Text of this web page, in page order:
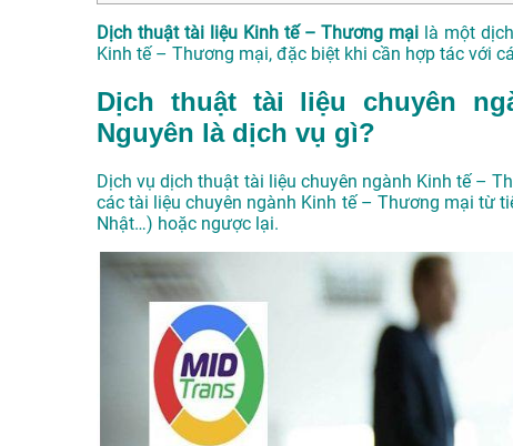
Dịch thuật tài liệu Kinh tế – Thương mại là một
Kinh tế – Thương mại, đặc biệt khi cần hợp tác với
Dịch thuật tài liệu chuyên
Nguyên là dịch vụ gì?
Dịch vụ dịch thuật tài liệu chuyên ngành Kinh tế –
các tài liệu chuyên ngành Kinh tế – Thương mại từ
Nhật…) hoặc ngược lại.